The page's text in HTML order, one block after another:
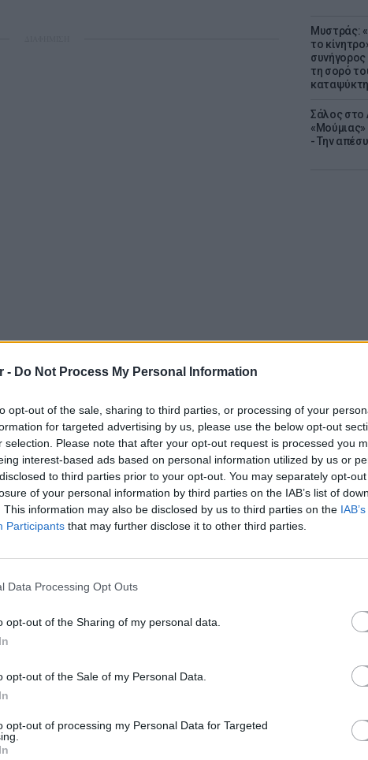
- Do Not Process My Personal Information
opt-out of the sale, sharing to third parties, or processing of your
for targeted advertising by us, please use the below opt-out
selection. Please note that after your opt-out request is processed you
interest-based ads based on personal information utilized by us or
to third parties prior to your opt-out. You may separately opt-
of your personal information by third parties on the IAB’s list of
This information may also be disclosed by us to third parties on the
Participants that may further disclose it to other third parties.
Data Processing Opt Outs
opt-out of the Sharing of my personal data.
opt-out of the Sale of my Personal Data.
opt-out of processing my Personal Data for Targeted
Μυστράς:
το
συνήγορος
τη σορό
καταψύκτη
Σάλος στο
«Μούμιας»
- Την
Πέρεζ
μετά το
LIFESTYLE
Ζόε
για το τι έχει στο μυαλό του ο Πούτιν
στρατεύματα εγκαταλείπουν τη Χερσώνα,
λίγες ώρες μετά τις δηλώσεις του
ότι, Μόσχα και Κίεβο πρέπει να
με στόχο τον τερματισμό του πολέμου .
ο Μπάιντεν , απευθυνόμενος στον
του θα συνεχίσει να στηρίζει την
που εκφράζουν οι Ρεπουμπλικάνοι, που
τον έλεγχο της Βουλής των
ο Μπάιντεν στη συνέντευξη Τύπου στον
η βοήθεια των ΗΠΑ στην Ουκρανία θα